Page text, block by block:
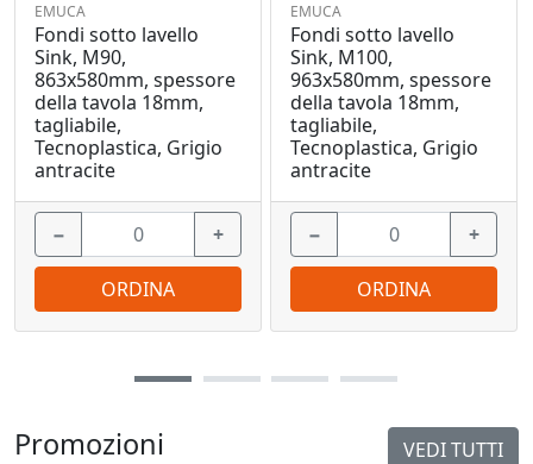
Promozioni VEDI TUTTI
EMUCA
Fondi sotto lavello
Sink, M90,
863x580mm, spessore
della tavola 18mm,
tagliabile,
Tecnoplastica, Grigio
antracite
− +
ORDINA
EMUCA
Fondi sotto lavello
Sink, M100,
963x580mm, spessore
della tavola 18mm,
tagliabile,
Tecnoplastica, Grigio
antracite
− +
ORDINA